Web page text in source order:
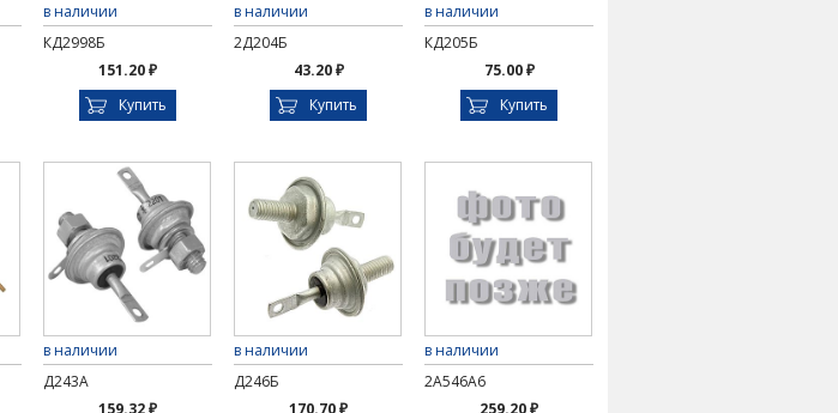
в наличии
КД2998Б
151.20 ₽
Купить
в наличии
2Д204Б
43.20 ₽
Купить
в наличии
КД205Б
75.00 ₽
Купить
в наличии
Д243А
159.32 ₽
в наличии
Д246Б
170.70 ₽
в наличии
2А546А6
259.20 ₽